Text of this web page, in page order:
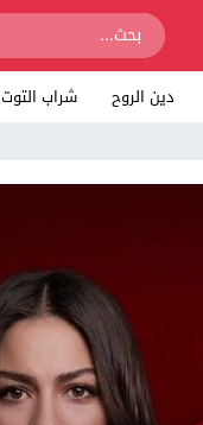
دين الروح شراب التوت